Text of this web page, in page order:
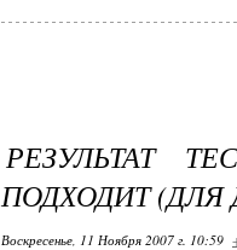
РЕЗУЛЬТАТ
ПОДХОДИТ
Воскресенье, 11 Ноября 2007 г. 10:59